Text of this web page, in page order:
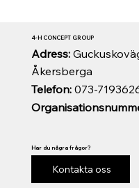
Telefon:073-
Adress:
Åkersberga
4-H CONCEPT GROUP
Har du några frågor?
Kontakta oss